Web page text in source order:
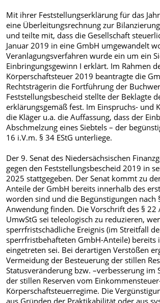
Mit ihrer Feststellungserklärung für das
eine Überleitungsrechnung zur
und teilte mit, dass die Gesellschaft
Januar 2019 in eine GmbH umgewandelt
Veranlagungsverfahren wurde ein um ein
Einbringungsgewinn I erklärt. Im Rahmen
Körperschaftsteuer 2019 beantragte die
Rechtsträgerin die Fortführung der
Feststellungsbescheid stellte der Beklagte
erklärungsgemäß fest. Im Einspruchs- und
die Kläger u.a. die Auffassung, dass der
Abschmelzung eines Siebtels – der
16 i.V.m. § 34 EStG unterliege.
Der 9. Senat des Niedersächsischen
gegen den Feststellungsbescheid 2019 in
2025 stattgegeben. Der Senat kommt zu
Anteile der GmbH bereits innerhalb des
worden sind und die Begünstigungen nach
Anwendung finden. Die Vorschrift des § 22
UmwStG sei teleologisch zu reduzieren,
sperrfristschädliche Ereignis (im Streitfall
sperrfristbehafteten GmbH-Anteile) bereits
eingetreten sei. Bei derartigen Verstößen
Vermeidung der Besteuerung der stillen
Statusveränderung bzw. –verbesserung im
der stillen Reserven vom
Körperschaftsteuerregime. Die
aus Gründen der Praktikabilität oder aus